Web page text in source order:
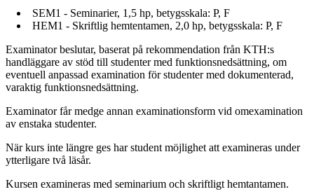
SEM1 - Seminarier, 1,5 hp, betygsskala: P, F
HEM1 - Skriftlig hemtentamen, 2,0 hp, betygsskala: P, F
Examinator beslutar, baserat på rekommendation från KTH:s
handläggare av stöd till studenter med funktionsnedsättning, om
eventuell anpassad examination för studenter med dokumenterad,
varaktig funktionsnedsättning.
Examinator får medge annan examinationsform vid omexamination
av enstaka studenter.
När kurs inte längre ges har student möjlighet att examineras under
ytterligare två läsår.
Kursen examineras med seminarium och skriftligt hemtantamen.